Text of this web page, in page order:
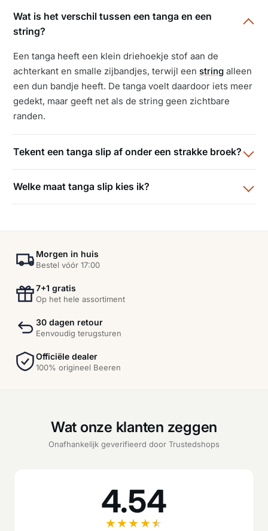
Wat is het verschil tussen een tanga en een
string?
Een tanga heeft een klein driehoekje stof aan de
achterkant en smalle zijbandjes, terwijl een string alleen
een dun bandje heeft. De tanga voelt daardoor iets meer
gedekt, maar geeft net als de string geen zichtbare
randen.
Tekent een tanga slip af onder een strakke broek?
Welke maat tanga slip kies ik?
Morgen in huis
Bestel vóór 17:00
7+1 gratis
Op het hele assortiment
30 dagen retour
Eenvoudig terugsturen
Officiële dealer
100% origineel Beeren
Wat onze klanten zeggen
Onafhankelijk geverifieerd door Trustedshops
4.54
★★★★★